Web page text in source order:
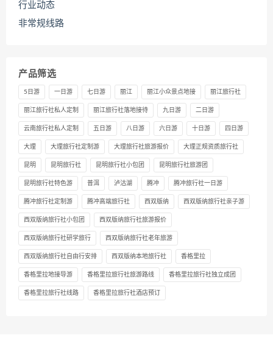
行业动态
非常规线路
产品筛选
5日游 一日游 七日游 丽江 丽江小众景点地接 丽江旅行社
丽江旅行社私人定制 丽江旅行社落地接待 九日游 二日游
云南旅行社私人定制 五日游 八日游 六日游 十日游 四日游
大理 大理旅行社定制游 大理旅行社旅游报价 大理正规资质旅行社
昆明 昆明旅行社 昆明旅行社小包团 昆明旅行社旅游团
昆明旅行社特色游 普洱 泸沽湖 腾冲 腾冲旅行社一日游
腾冲旅行社定制游 腾冲高端旅行社 西双版纳 西双版纳旅行社亲子游
西双版纳旅行社小包团 西双版纳旅行社旅游报价
西双版纳旅行社研学旅行 西双版纳旅行社老年旅游
西双版纳旅行社自由行安排 西双版纳本地旅行社 香格里拉
香格里拉地接导游 香格里拉旅行社旅游路线 香格里拉旅行社独立成团
香格里拉旅行社线路 香格里拉旅行社酒店预订